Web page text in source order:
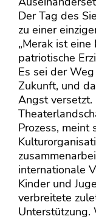
Der Tag des
zu einer
„Merak ist
patriotische
Es sei der
Zukunft, und
Angst
Prozess, meint
internationale
Kinder und
verbreitete